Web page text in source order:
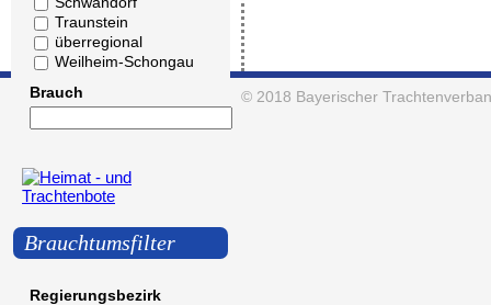
Traunstein
überregional
Weilheim-Schongau
Brauch
Brauchtumsfilter
Regierungsbezirk
© 2018 Bayerischer